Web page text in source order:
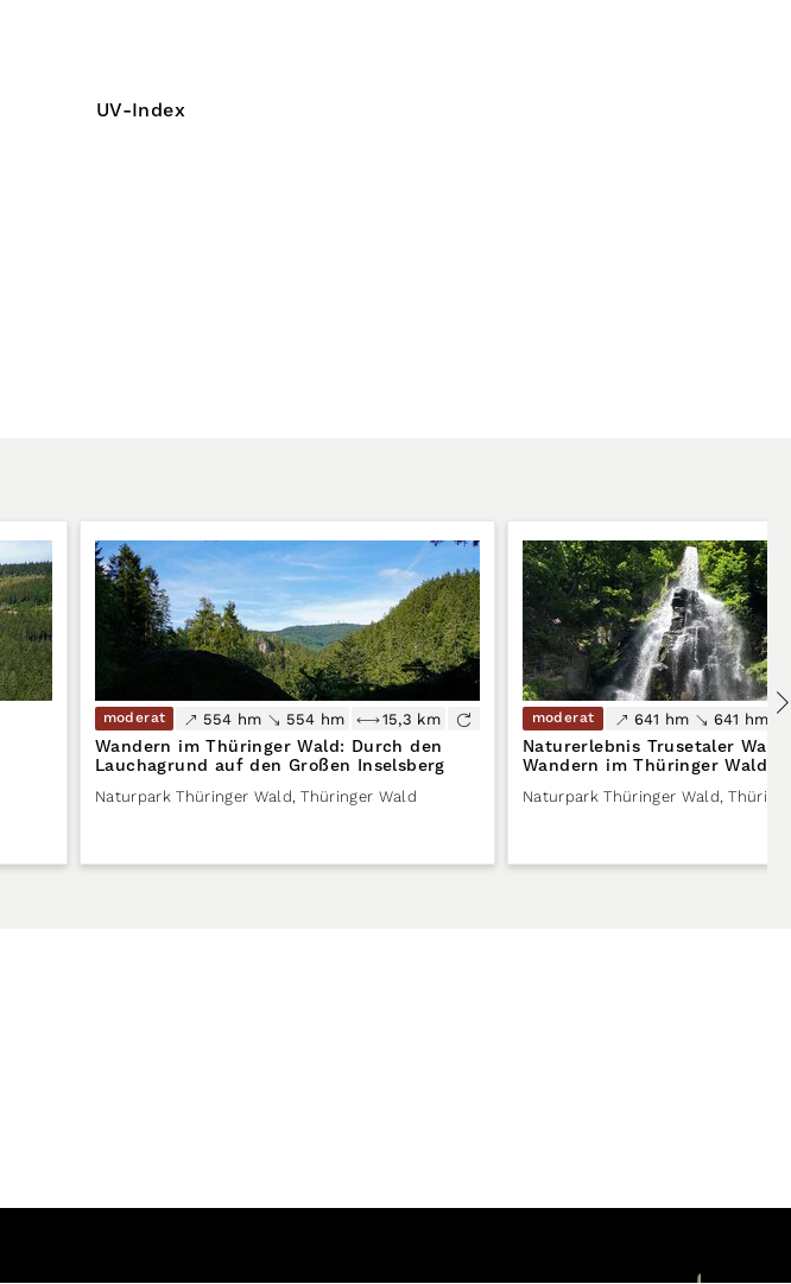
UV-Index
moderat 554 hm 554 hm 15,3 km
Wandern im Thüringer Wald: Durch den
Lauchagrund auf den Großen Inselsberg
Naturpark Thüringer Wald, Thüringer Wald
moderat 641 hm 641 hm
Naturerlebnis Trusetaler
Wandern im Thüringer Wald
Naturpark Thüringer Wald,